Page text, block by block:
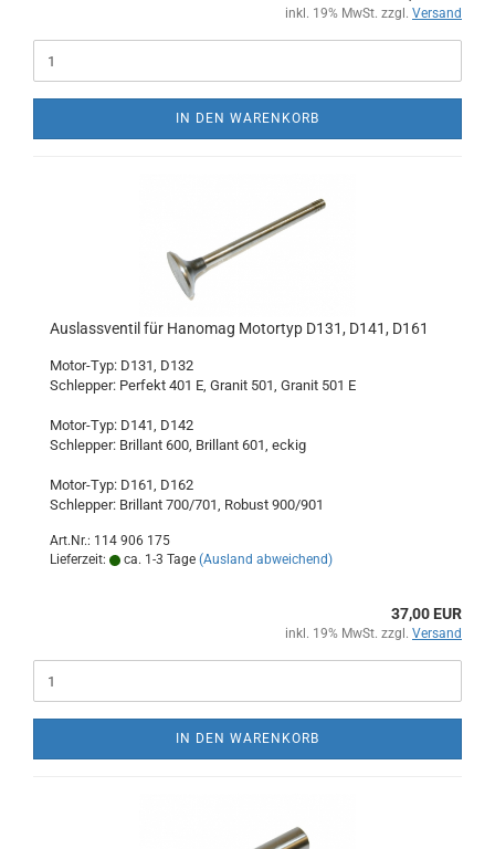
inkl. 19% MwSt. zzgl. Versand
IN DEN WARENKORB
Auslassventil für Hanomag Motortyp D131, D141, D161
Motor-Typ: D131, D132
Schlepper: Perfekt 401 E, Granit 501, Granit 501 E
Motor-Typ: D141, D142
Schlepper: Brillant 600, Brillant 601, eckig
Motor-Typ: D161, D162
Schlepper: Brillant 700/701, Robust 900/901
Art.Nr.: 114 906 175
Lieferzeit:
ca. 1-3 Tage (Ausland abweichend)
37,00 EUR
inkl. 19% MwSt. zzgl. Versand
IN DEN WARENKORB